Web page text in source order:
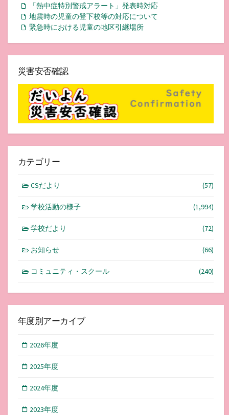
「熱中症特別警戒アラート」発表時対応
地震時の児童の登下校等の対応について
緊急時における児童の地区引継場所
災害安否確認
カテゴリー
CSだより (57)
学校活動の様子 (1,994)
学校だより (72)
お知らせ (66)
コミュニティ・スクール (240)
年度別アーカイブ
2026年度
2025年度
2024年度
2023年度